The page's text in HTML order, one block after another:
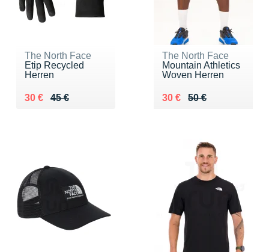
The North Face
Etip Recycled
Herren
45 €
Au lieu de 45 €
30 €
Vendu 30 €
The North Face
Mountain Athletics
Woven Herren
50 €
Au lieu de 50 €
30 €
Vendu 30 €